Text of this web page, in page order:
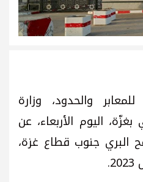
والحدود، وزارة
اليوم الأربعاء، عن
البري جنوب قطاع غزة،